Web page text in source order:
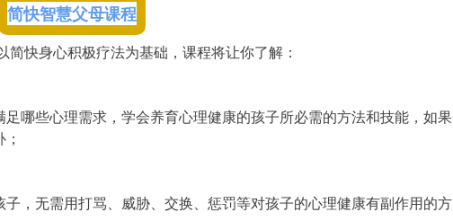
简快智慧父母课程
快身心积极疗法为基础，课程将让你了解：
哪些心理需求，学会养育心理健康的孩子所必需的方法和技能，如果
，无需用打骂、威胁、交换、惩罚等对孩子的心理健康有副作用的方